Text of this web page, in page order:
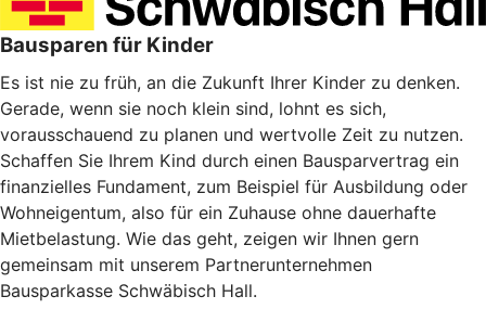
Bausparen für Kinder
Es ist nie zu früh, an die Zukunft Ihrer Kinder zu denken.
Gerade, wenn sie noch klein sind, lohnt es sich,
vorausschauend zu planen und wertvolle Zeit zu nutzen.
Schaffen Sie Ihrem Kind durch einen Bausparvertrag ein
finanzielles Fundament, zum Beispiel für Ausbildung oder
Wohneigentum, also für ein Zuhause ohne dauerhafte
Mietbelastung. Wie das geht, zeigen wir Ihnen gern
gemeinsam mit unserem Partnerunternehmen
Bausparkasse Schwäbisch Hall.